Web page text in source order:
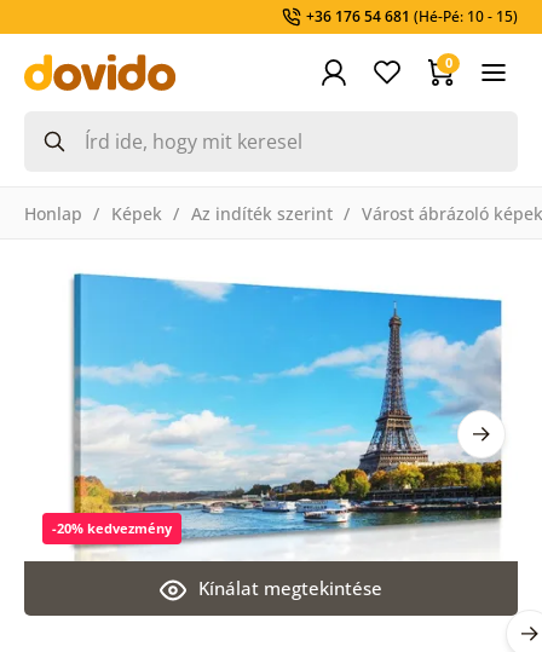
+36 176 54 681 (Hé-Pé: 10 - 15)
0
Honlap Képek Az indíték szerint Várost ábrázoló képek
Kínálat megtekintése
-20% kedvezmény